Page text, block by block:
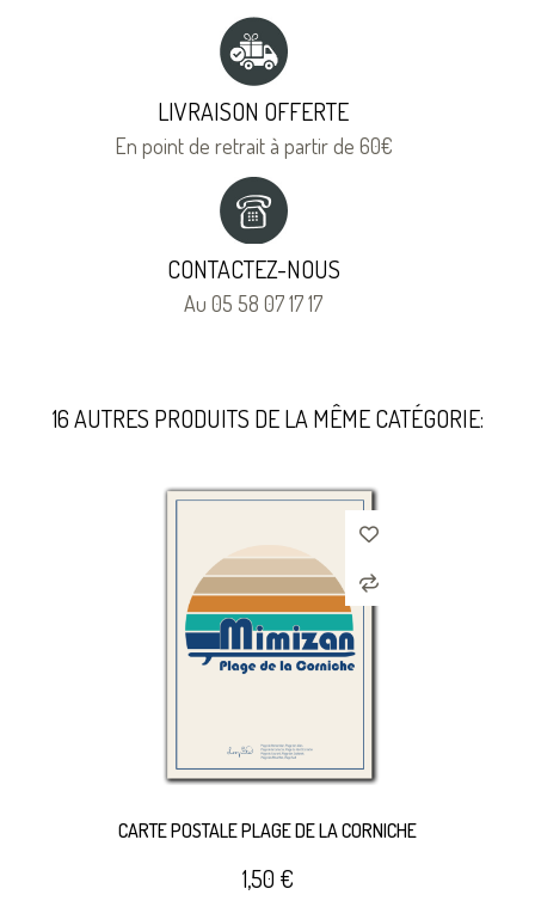
LIVRAISON OFFERTE
En point de retrait à partir de 60€
CONTACTEZ-NOUS
Au 05 58 07 17 17
16 AUTRES PRODUITS DE LA MÊME CATÉGORIE:
CARTE POSTALE PLAGE DE LA CORNICHE
1,50 €